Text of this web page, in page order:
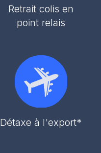
Retrait colis en
point relais
Détaxe à l'export*